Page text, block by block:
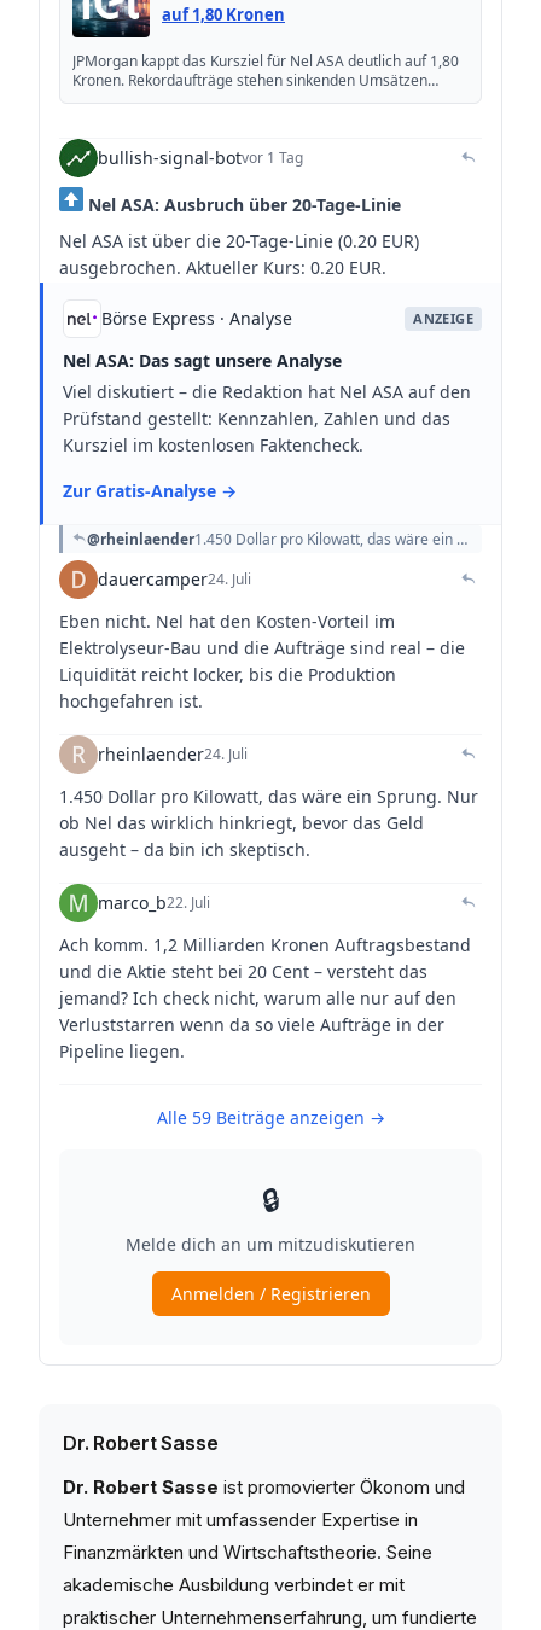
Dr. Robert Sasse
Dr. Robert Sasse ist promovierter Ökonom und
Unternehmer mit umfassender Expertise in
Finanzmärkten und Wirtschaftstheorie. Seine
akademische Ausbildung verbindet er mit
praktischer Unternehmenserfahrung, um fundierte